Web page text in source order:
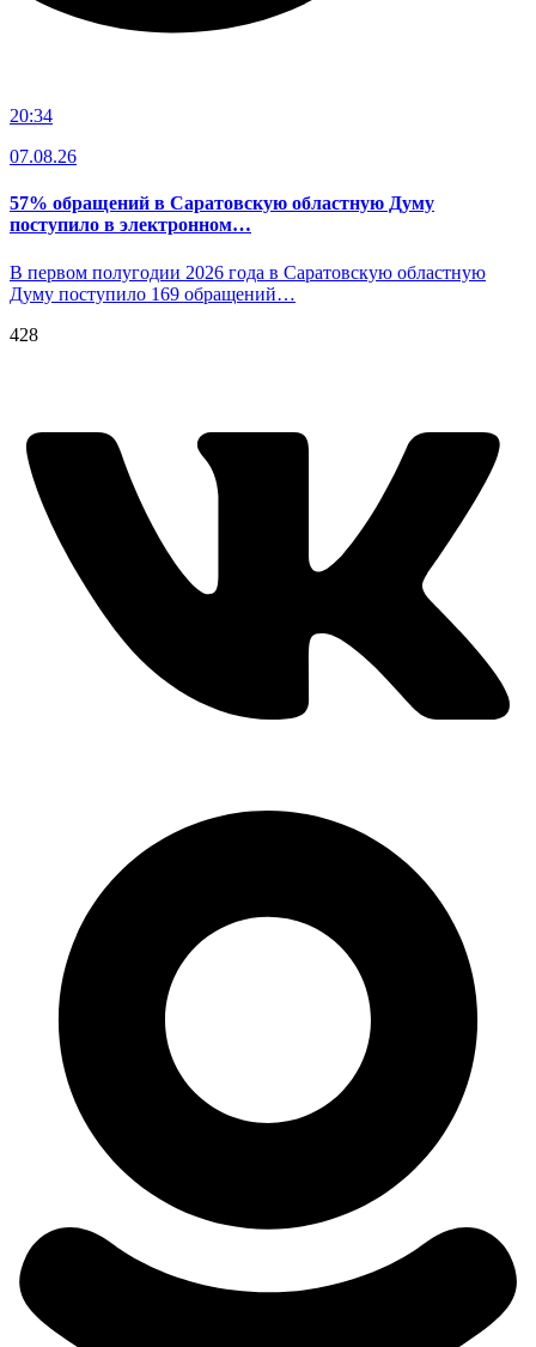
20:34
07.08.26
57% обращений в Саратовскую областную Думу
поступило в электронном…
В первом полугодии 2026 года в Саратовскую областную
Думу поступило 169 обращений…
428